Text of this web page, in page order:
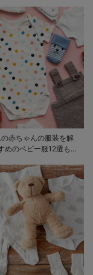
赤ちゃんの服装を解
めのベビー服12選も合